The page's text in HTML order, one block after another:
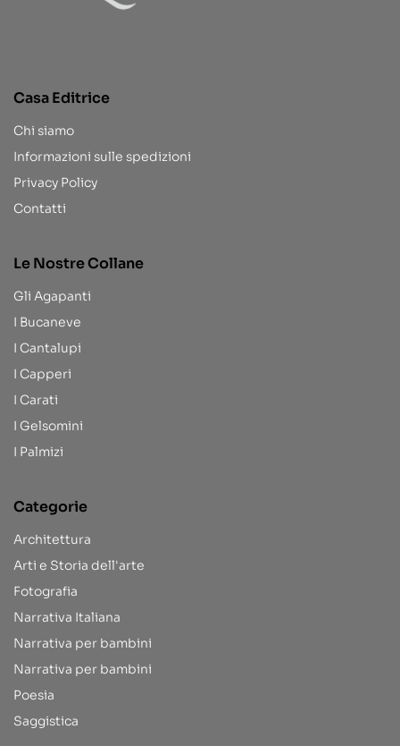
Casa Editrice
Chi siamo
Informazioni sulle spedizioni
Privacy Policy
Contatti
Le Nostre Collane
Gli Agapanti
I Bucaneve
I Cantalupi
I Capperi
I Carati
I Gelsomini
I Palmizi
Categorie
Architettura
Arti e Storia dell'arte
Fotografia
Narrativa Italiana
Narrativa per bambini
Narrativa per bambini
Poesia
Saggistica